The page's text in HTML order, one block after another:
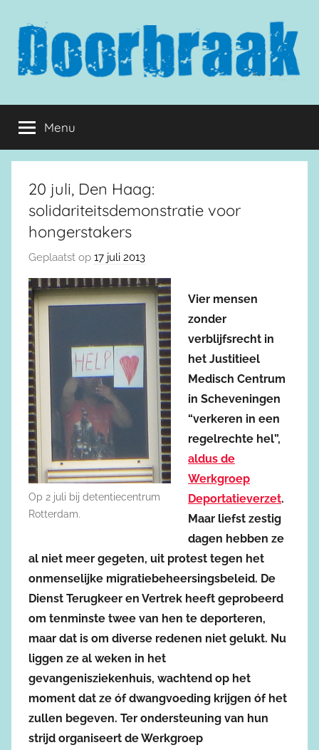
inhoud
springen
Doorbraak.eu
Menu
20 juli, Den Haag:
solidariteitsdemonstratie voor
hongerstakers
Geplaatst op 17 juli 2013
Op 2 juli bij detentiecentrum
Rotterdam.
Vier mensen
zonder
verblijfsrecht in
het Justitieel
Medisch Centrum
in Scheveningen
“verkeren in een
regelrechte hel”,
aldus de
Werkgroep
Deportatieverzet.
Maar liefst zestig
dagen hebben ze
al niet meer gegeten, uit protest tegen het
onmenselijke migratiebeheersingsbeleid. De
Dienst Terugkeer en Vertrek heeft geprobeerd
om tenminste twee van hen te deporteren,
maar dat is om diverse redenen niet gelukt. Nu
liggen ze al weken in het
gevangenisziekenhuis, wachtend op het
moment dat ze óf dwangvoeding krijgen óf het
zullen begeven. Ter ondersteuning van hun
strijd organiseert de Werkgroep